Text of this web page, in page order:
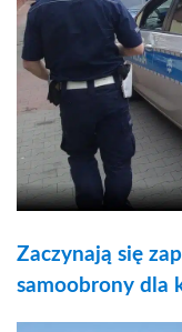
Zaczynają się
samoobrony dla